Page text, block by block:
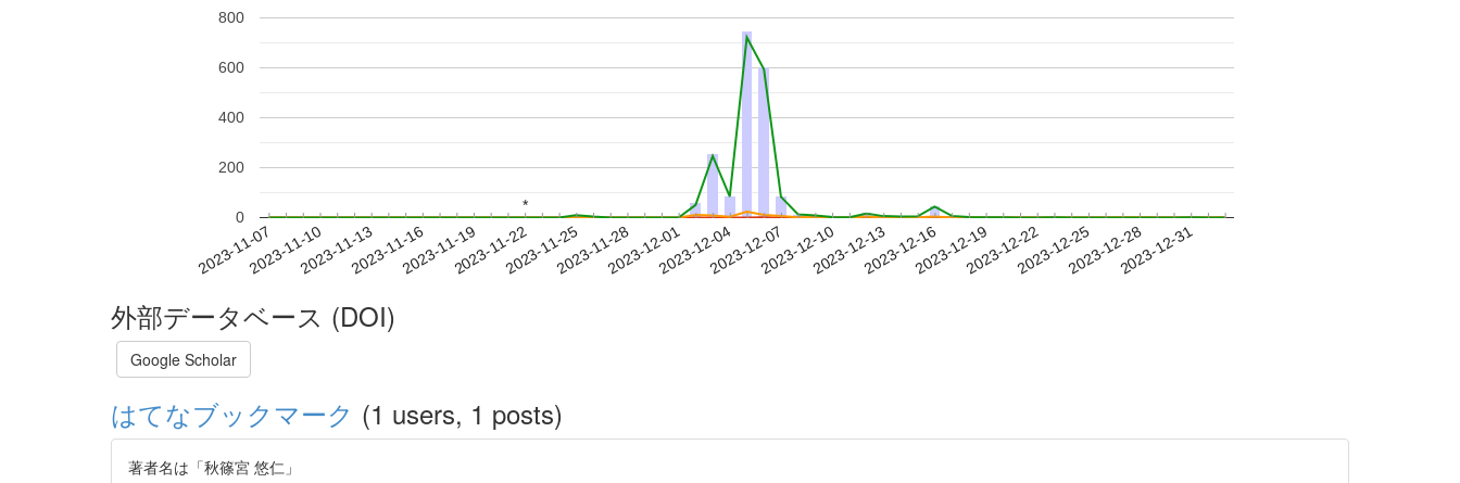
2023-11-072023-11-102023-11-132023-11-162023-11-192023-11-222023-11-252023-11-282023-12-012023-12-042023-12-072023-12-102023-12-132023-12-162023-12-192023-12-222023-12-252023-12-282023-12-31
0
200
400
600
800
*
*
外部データベース (DOI)
Google Scholar
はてなブックマーク (1 users, 1 posts)
著者名は「秋篠宮 悠仁」